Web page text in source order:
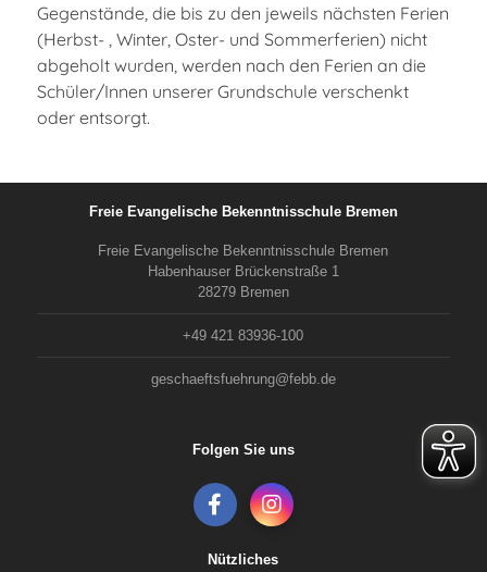
Gegenstände, die bis zu den jeweils nächsten Ferien
(Herbst- , Winter, Oster- und Sommerferien) nicht
abgeholt wurden, werden nach den Ferien an die
Schüler/Innen unserer Grundschule verschenkt
oder entsorgt.
Freie Evangelische Bekenntnisschule Bremen
Freie Evangelische Bekenntnisschule Bremen
Habenhauser Brückenstraße 1
28279 Bremen
+49 421 83936-100
geschaeftsfuehrung@febb.de
Folgen Sie uns
Nützliches